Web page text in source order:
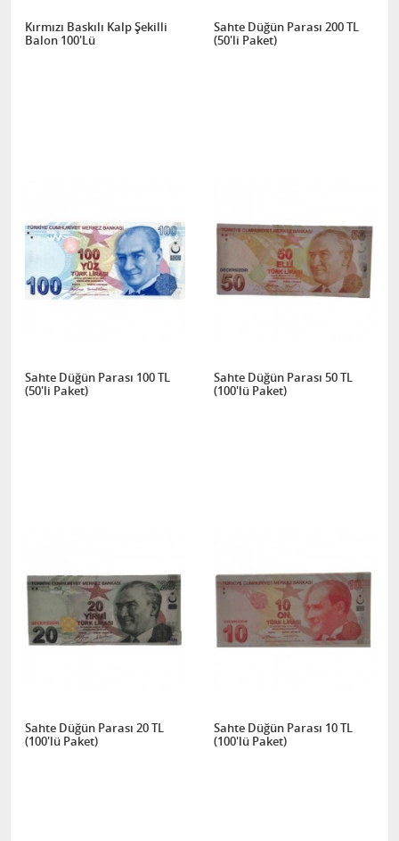
Kırmızı Baskılı Kalp Şekilli
Balon 100'Lü
Sahte Düğün Parası 200 TL
(50'li Paket)
Sahte Düğün Parası 100 TL
(50'li Paket)
Sahte Düğün Parası 50 TL
(100'lü Paket)
Sahte Düğün Parası 20 TL
(100'lü Paket)
Sahte Düğün Parası 10 TL
(100'lü Paket)